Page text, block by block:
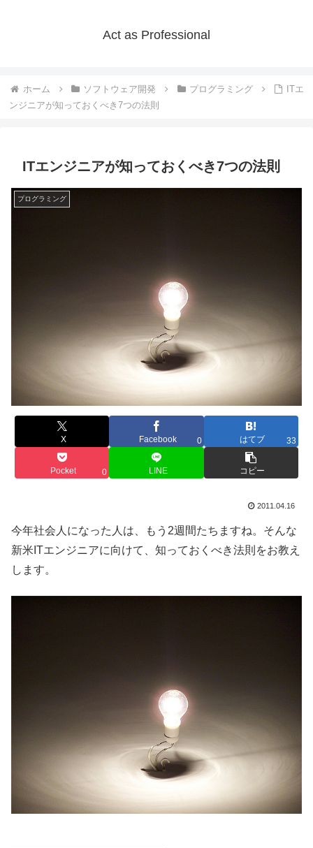
Act as Professional
ホーム ソフトウェア開発 プログラミング
ITエ
ンジニアが知っておくべき7つの法則
ITエンジニアが知っておくべき7つの法則
プログラミング
X Facebook 0 はてブ 33
Pocket 0 LINE コピー
2011.04.16
今年社会人になった人は、もう2週間たちますね。そんな
新米ITエンジニアに向けて、知っておくべき法則をお教え
します。